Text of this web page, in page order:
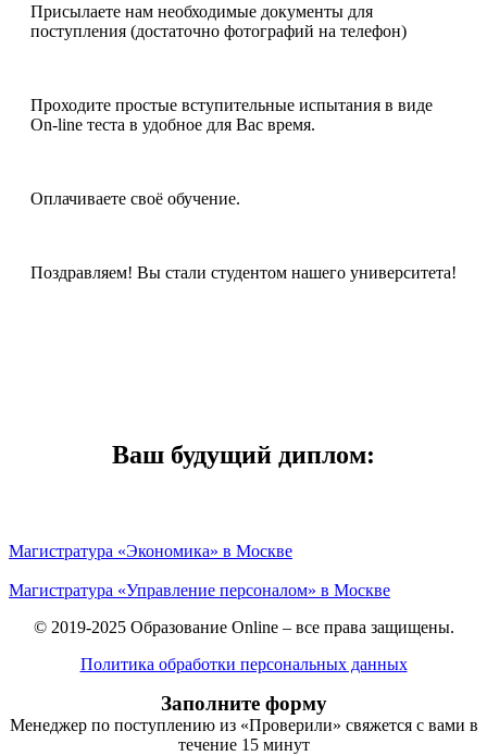
Присылаете нам необходимые документы для
поступления (достаточно фотографий на телефон)
Проходите простые вступительные испытания в виде
On-line теста в удобное для Вас время.
Оплачиваете своё обучение.
Поздравляем! Вы стали студентом нашего университета!
Ваш будущий диплом:
Магистратура «Экономика» в Москве
Магистратура «Управление персоналом» в Москве
© 2019-2025 Образование Online – все права защищены.
Политика обработки персональных данных
Заполните форму
Менеджер по поступлению из «Проверили» свяжется с вами в
течение 15 минут